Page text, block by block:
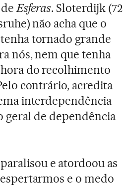
deEsferas. Sloterdijk (72
não acha que o
tornado grande
nós, nem que tenha
hora do recolhimento
contrário, acredita
interdependência
geral de dependência
e atordoou as
e o medo